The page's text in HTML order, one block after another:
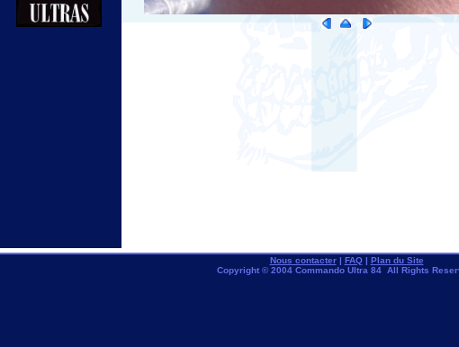
Nous contacter| FAQ| Plan du Site
Copyright © 2004 Commando Ultra 84 All Rights